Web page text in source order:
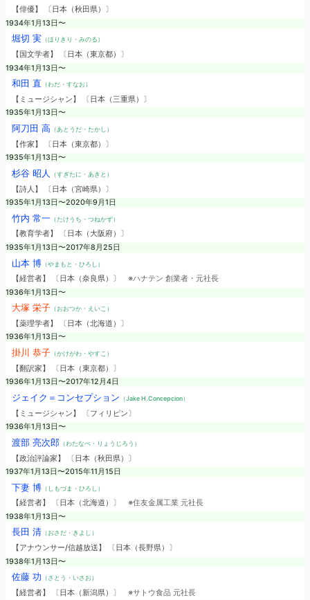
【俳優】 〔日本（秋田県）〕
1934年1月13日〜
堀切 実 （ほりきり・みのる）
【国文学者】 〔日本（東京都）〕
1934年1月13日〜
和田 直 （わだ・すなお）
【ミュージシャン】 〔日本（三重県）〕
1935年1月13日〜
阿刀田 高 （あとうだ・たかし）
【作家】 〔日本（東京都）〕
1935年1月13日〜
杉谷 昭人 （すぎたに・あきと）
【詩人】 〔日本（宮崎県）〕
1935年1月13日〜2020年9月1日
竹内 常一（たけうち・つねかず）
【教育学者】 〔日本（大阪府）〕
1935年1月13日〜2017年8月25日
山本 博（やまもと・ひろし）
【経営者】 〔日本（奈良県）〕 ※ハナテン 創業者・元社長
1936年1月13日〜
大塚 栄子（おおつか・えいこ）
【薬理学者】 〔日本（北海道）〕
1936年1月13日〜
掛川 恭子（かけがわ・やすこ）
【翻訳家】 〔日本（東京都）〕
1936年1月13日〜2017年12月4日
ジェイク＝コンセプション （Jake H.Concepcion）
【ミュージシャン】 〔フィリピン〕
1936年1月13日〜
渡部 亮次郎（わたなべ・りょうじろう）
【政治評論家】 〔日本（秋田県）〕
1937年1月13日〜2015年11月15日
下妻 博（しもづま・ひろし）
【経営者】 〔日本（北海道）〕 ※住友金属工業 元社長
1938年1月13日〜
長田 清（おさだ・きよし）
【アナウンサー/信越放送】 〔日本（長野県）〕
1938年1月13日〜
佐藤 功 （さとう・いさお）
【経営者】 〔日本（新潟県）〕 ※サトウ食品 元社長